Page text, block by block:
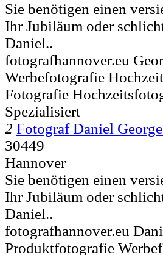
Sie benötigen einen
Ihr Jubiläum oder
Daniel..
fotografhannover.eu
Werbefotografie
Fotografie
Spezialisiert
2 Fotograf Daniel George
30449
Hannover
Sie benötigen einen
Ihr Jubiläum oder
Daniel..
fotografhannover.eu
Produktfotografie